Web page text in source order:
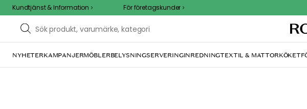
Kundtjänst & Information För företagskunder
NYHETERKAMPANJERMÖBLERBELYSNINGSERVERINGINREDNINGTEXTIL & MATTORKÖKET